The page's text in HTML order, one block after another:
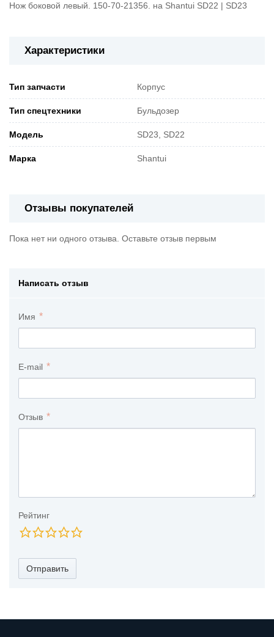
Нож боковой левый. 150-70-21356. на Shantui SD22 | SD23
Характеристики
Тип запчасти Корпус
Тип спецтехники Бульдозер
Модель SD23, SD22
Марка Shantui
Отзывы покупателей
Пока нет ни одного отзыва. Оставьте отзыв первым
Написать отзыв
Имя
E-mail
Отзыв
Рейтинг
Отправить